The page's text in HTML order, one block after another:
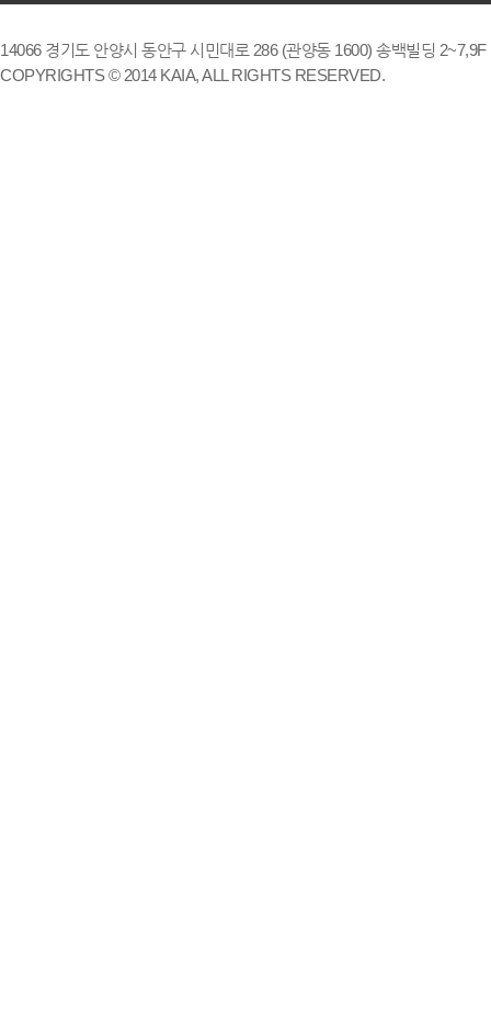
14066 경기도 안양시 동안구 시민대로 286 (관양동 1600) 송백빌딩
COPYRIGHTS © 2014 KAIA, ALL RIGHTS RESERVED.